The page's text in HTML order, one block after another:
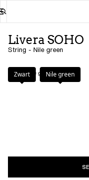
Livera SOHO
String - Nile green
Kleur: Nile green
Zwart Nile green